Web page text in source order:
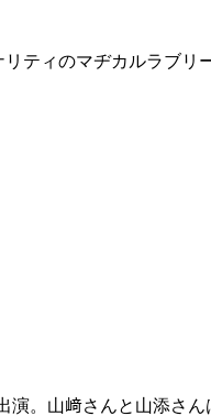
ティのマヂカルラブリ
演。山﨑さんと山添さ